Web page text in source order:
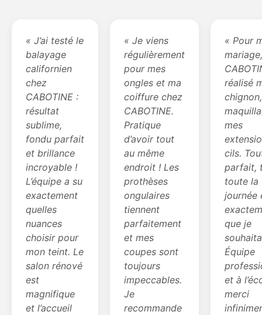
« J’ai testé le
balayage
californien
chez
CABOTINE :
résultat
sublime,
fondu parfait
et brillance
incroyable !
L’équipe a su
exactement
quelles
nuances
choisir pour
mon teint. Le
salon rénové
est
magnifique
et l’accueil
« Je viens
régulièrement
pour mes
ongles et ma
coiffure chez
CABOTINE.
Pratique
d’avoir tout
au même
endroit ! Les
prothèses
ongulaires
tiennent
parfaitement
et mes
coupes sont
toujours
impeccables.
Je
recommande
« Pour
mariage,
réalisé
mes
cils.
parfait,
toute la
journée
que je
Équipe
et à
merci